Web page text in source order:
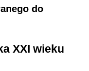
do
XXI wieku